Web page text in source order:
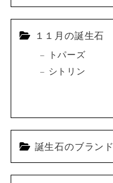
１１月の誕生石
トパーズ
シトリン
誕生石のブランド